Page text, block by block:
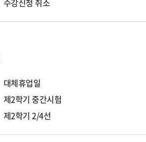
수강신청 취소
대체휴업일
제2학기 중간시험
제2학기 2/4선